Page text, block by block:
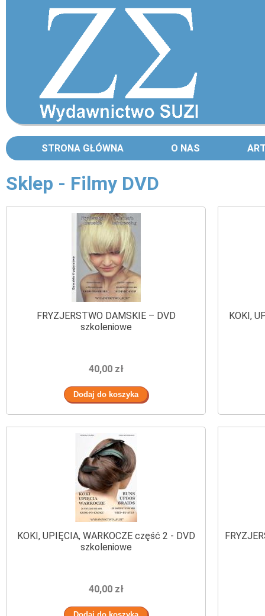
STRONA GŁÓWNA O NAS
Sklep - Filmy DVD
FRYZJERSTWO DAMSKIE – DVD
szkoleniowe
40,00 zł
KOKI,
KOKI, UPIĘCIA, WARKOCZE część 2 - DVD
szkoleniowe
40,00 zł